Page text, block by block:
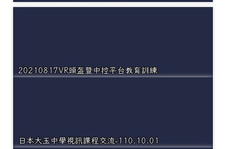
20210817VR頭盔暨中控平台教育訓練
日本大玉中學視訊課程交流-110.10.01